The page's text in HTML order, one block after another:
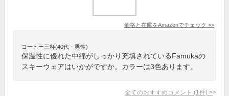
価格と在庫をAmazonでチェック >>
コーヒー三杯(40代・男性)
保温性に優れた中綿がしっかり充填されているFamukaの
スキーウェアはいかがですか。カラーは3色あります。
全てのおすすめコメント (1 件) >